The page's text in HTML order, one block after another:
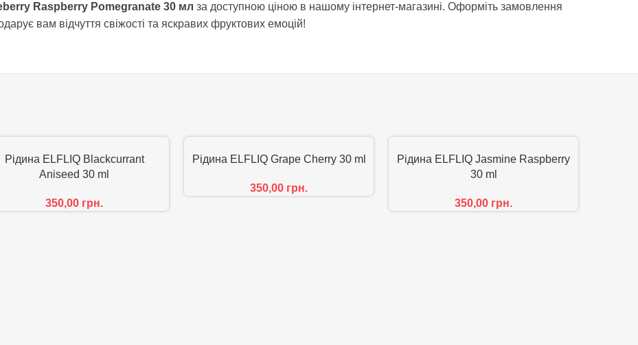
Raspberry Pomegranate 30 мл за доступною ціною в нашому інтернет-магазині. Оформіть замовлення
вам відчуття свіжості та яскравих фруктових емоцій!
Рідина ELFLIQ Blackcurrant
Aniseed 30 ml
350,00 грн.
Рідина ELFLIQ Grape Cherry 30 ml
350,00 грн.
Рідина ELFLIQ Jasmine Raspberry
30 ml
350,00 грн.